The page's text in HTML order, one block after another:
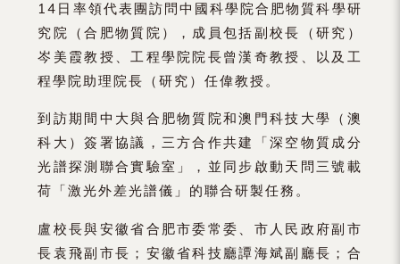
14日率領代表團訪問中國科學院合肥物質科學研
究院（合肥物質院），成員包括副校長（研究）
岑美霞教授、工程學院院長曾漢奇教授、以及工
程學院助理院長（研究）任偉教授。
到訪期間中大與合肥物質院和澳門科技大學（澳
科大）簽署協議，三方合作共建「深空物質成分
光譜探測聯合實驗室」，並同步啟動天問三號載
荷「激光外差光譜儀」的聯合研製任務。
盧校長與安徽省合肥市委常委、市人民政府副市
長袁飛副市長；安徽省科技廳譚海斌副廳長；合